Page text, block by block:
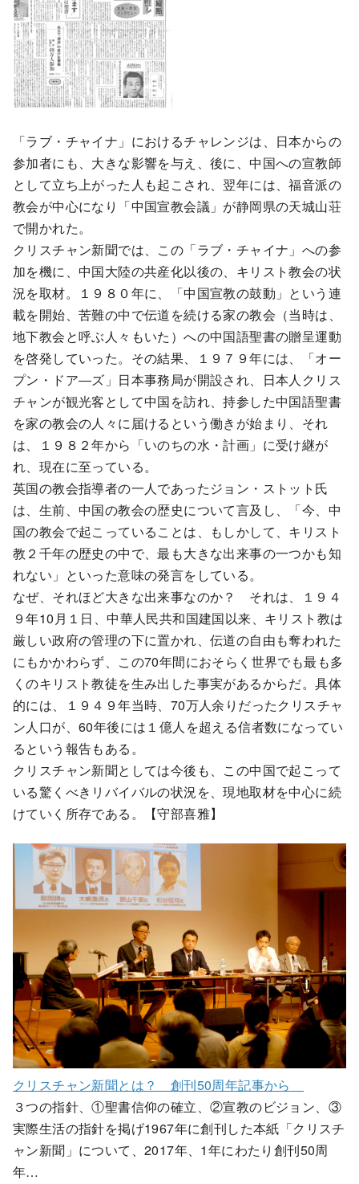
「ラブ・チャイナ」におけるチャレンジは、日本からの
参加者にも、大きな影響を与え、後に、中国への宣教師
として立ち上がった人も起こされ、翌年には、福音派の
教会が中心になり「中国宣教会議」が静岡県の天城山荘
で開かれた。
クリスチャン新聞では、この「ラブ・チャイナ」への参
加を機に、中国大陸の共産化以後の、キリスト教会の状
況を取材。１９８０年に、「中国宣教の鼓動」という連
載を開始、苦難の中で伝道を続ける家の教会（当時は、
地下教会と呼ぶ人々もいた）への中国語聖書の贈呈運動
を啓発していった。その結果、１９７９年には、「オー
プン・ドア―ズ」日本事務局が開設され、日本人クリス
チャンが観光客として中国を訪れ、持参した中国語聖書
を家の教会の人々に届けるという働きが始まり、それ
は、１９８２年から「いのちの水・計画」に受け継が
れ、現在に至っている。
英国の教会指導者の一人であったジョン・ストット氏
は、生前、中国の教会の歴史について言及し、「今、中
国の教会で起こっていることは、もしかして、キリスト
教２千年の歴史の中で、最も大きな出来事の一つかも知
れない」といった意味の発言をしている。
なぜ、それほど大きな出来事なのか？ それは、１９４
９年10月１日、中華人民共和国建国以来、キリスト教は
厳しい政府の管理の下に置かれ、伝道の自由も奪われた
にもかかわらず、この70年間におそらく世界でも最も多
くのキリスト教徒を生み出した事実があるからだ。具体
的には、１９４９年当時、70万人余りだったクリスチャ
ン人口が、60年後には１億人を超える信者数になってい
るという報告もある。
クリスチャン新聞としては今後も、この中国で起こって
いる驚くべきリバイバルの状況を、現地取材を中心に続
けていく所存である。【守部喜雅】
クリスチャン新聞とは？ 創刊50周年記事から
３つの指針、①聖書信仰の確立、②宣教のビジョン、③
実際生活の指針を掲げ1967年に創刊した本紙「クリスチ
ャン新聞」について、2017年、1年にわたり創刊50周
年…